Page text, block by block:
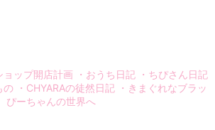
ョップ開店計画 ・おうち日記 ・ちぴさん日記
の ・CHYARAの徒然日記 ・きまぐれなブラッ
ぴーちゃんの世界へ